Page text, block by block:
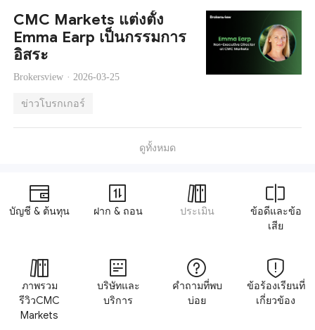
CMC Markets แต่งตั้ง
Emma Earp เป็นกรรมการ
อิสระ
Brokersview · 2026-03-25
ข่าวโบรกเกอร์
ดูทั้งหมด
บัญชี & ต้นทุน ฝาก & ถอน ประเมิน
ข้อดีและข้อ
เสีย
ภาพรวม
รีวิวCMC
Markets
บริษัทและ
บริการ
คำถามที่พบ
บ่อย
ข้อร้องเรียนที่
เกี่ยวข้อง